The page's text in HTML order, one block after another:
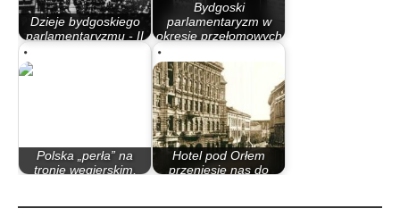
Dzieje bydgoskiego
parlamentaryzmu - II
Bydgoski
parlamentaryzm w
okresie przełomowych
Polska „perła” na
tronie węgierskim,
Hotel pod Orłem
przeniesie nas do